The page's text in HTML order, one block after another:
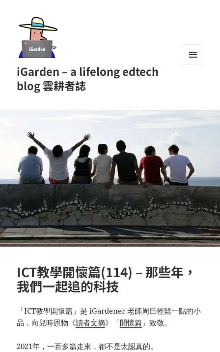
iGarden – a lifelong edtech
blog 雲耕者誌
ICT教學開懷篇(114) – 那些年，
我們一起追的科技
「ICT教學開懷篇」是 iGardener 老師周日輕鬆一點的小
品，向兒時恩物《讀者文摘》「開懷篇 」致敬。
2021年，一百多篇走來，都不是太認真的。